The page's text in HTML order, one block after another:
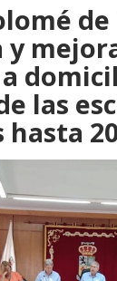
las